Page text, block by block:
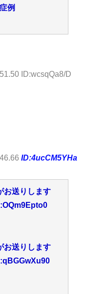
例
ID:wcsqQa8/D
ID:4ucCM5YHa
お送りします
お送りします